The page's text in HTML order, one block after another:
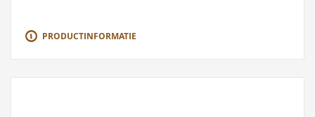
PRODUCTINFORMATIE